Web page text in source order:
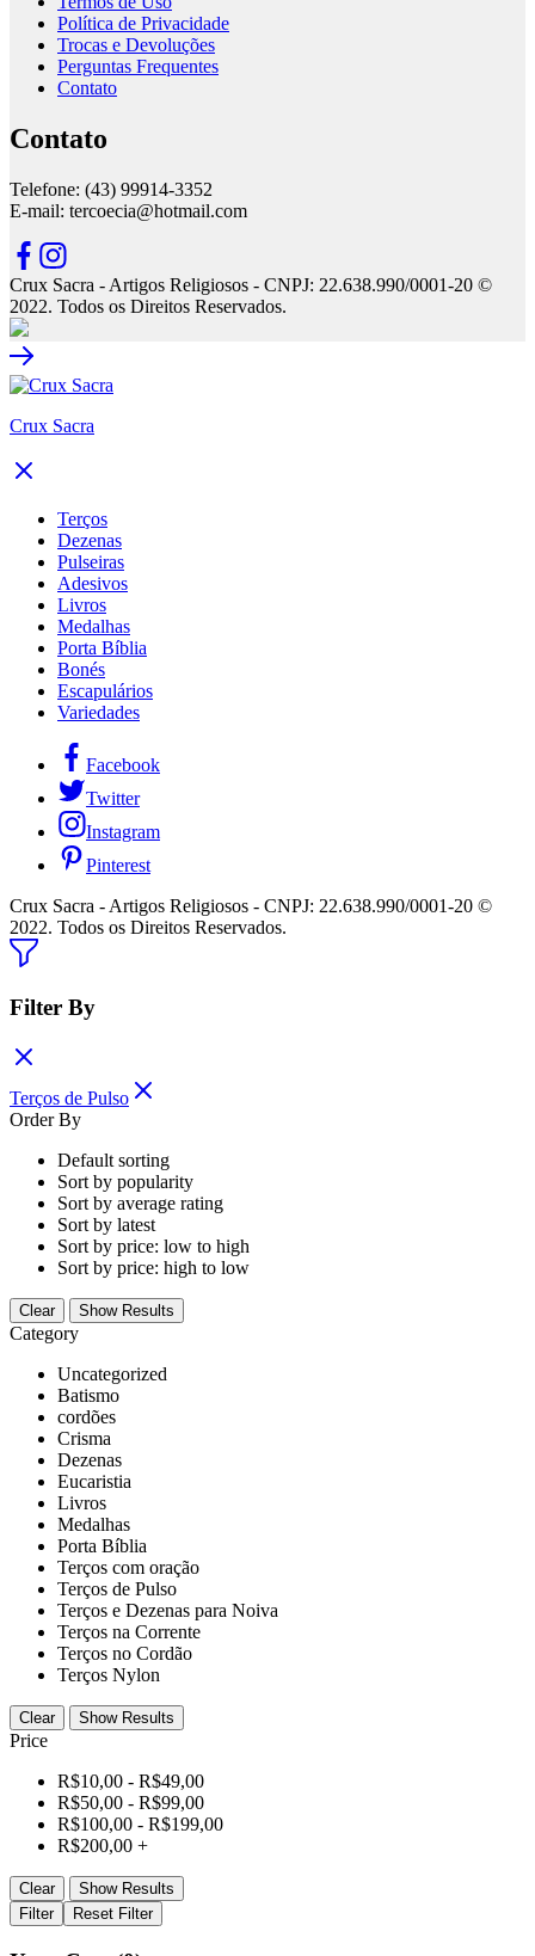
Política de Privacidade
Trocas e Devoluções
Perguntas Frequentes
Contato
Contato
Telefone: (43) 99914-3352
E-mail: tercoecia@hotmail.com
Crux Sacra - Artigos Religiosos - CNPJ: 22.638.990/0001-20 ©
2022. Todos os Direitos Reservados.
Crux Sacra
Terços
Dezenas
Pulseiras
Adesivos
Livros
Medalhas
Porta Bíblia
Bonés
Escapulários
Variedades
Facebook
Twitter
Instagram
Pinterest
Crux Sacra - Artigos Religiosos - CNPJ: 22.638.990/0001-20 ©
2022. Todos os Direitos Reservados.
Filter By
Terços de Pulso
Order By
Default sorting
Sort by popularity
Sort by average rating
Sort by latest
Sort by price: low to high
Sort by price: high to low
Clear Show Results
Category
Uncategorized
Batismo
cordões
Crisma
Dezenas
Eucaristia
Livros
Medalhas
Porta Bíblia
Terços com oração
Terços de Pulso
Terços e Dezenas para Noiva
Terços na Corrente
Terços no Cordão
Terços Nylon
Clear Show Results
Price
R$10,00 - R$49,00
R$50,00 - R$99,00
R$100,00 - R$199,00
R$200,00 +
Clear
Show Results
Filter
Reset Filter